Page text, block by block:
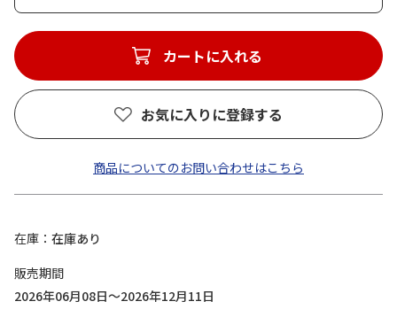
カートに入れる
お気に入りに登録する
商品についてのお問い合わせはこちら
在庫
在庫あり
販売期間
2026年06月08日～2026年12月11日